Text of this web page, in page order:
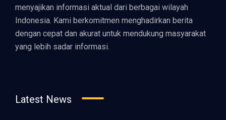
menyajikan informasi aktual dari berbagai wilayah
Indonesia. Kami berkomitmen menghadirkan berita
dengan cepat dan akurat untuk mendukung masyarakat
yang lebih sadar informasi.
Latest News